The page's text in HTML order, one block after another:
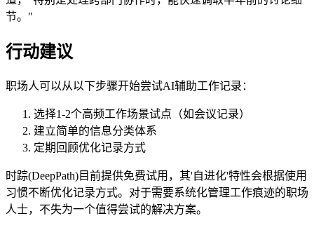
节。"
行动建议
职场人可以从以下步骤开始尝试AI辅助工作记录：
选择1-2个高频工作场景试点（如会议记录）
建立简单的信息分类体系
定期回顾优化记录方式
时踪(DeepPath)目前提供免费试用，其'自进化'特性会根据使用
习惯不断优化记录方式。对于需要系统化管理工作痕迹的职场
人士，不失为一个值得尝试的解决方案。